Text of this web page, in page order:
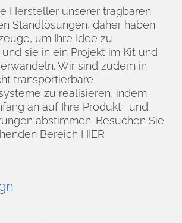
Hersteller unserer tragbaren
Standlösungen, daher haben
um Ihre Idee zu
sie in ein Projekt im Kit und
Wir sind zudem in
transportierbare
zu realisieren, indem
an auf Ihre Produkt- und
abstimmen. Besuchen Sie
Bereich HIER